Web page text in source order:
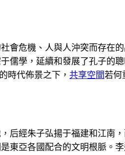
會危機、人與人沖突而存在
學，延續和發展了孔子的
時代佈景之下， 共享空間若何
后經朱子弘揚于福建和江南
東亞各國配合的文明根脈。